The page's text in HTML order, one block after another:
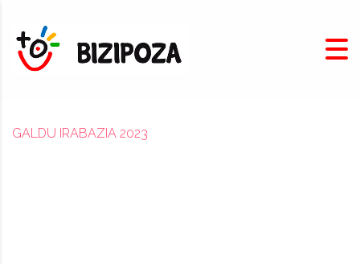
GALDU IRABAZIA 2023